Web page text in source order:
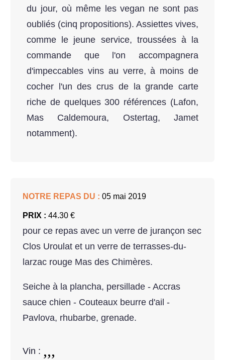
du jour, où même les vegan ne sont pas
oubliés (cinq propositions). Assiettes vives,
comme le jeune service, troussées à la
commande que l'on accompagnera
d'impeccables vins au verre, à moins de
cocher l'un des crus de la grande carte
riche de quelques 300 références (Lafon,
Mas Caldemoura, Ostertag, Jamet
notamment).
NOTRE REPAS DU : 05 mai 2019
PRIX : 44.30 €
pour ce repas avec un verre de jurançon sec
Clos Uroulat et un verre de terrasses-du-
larzac rouge Mas des Chimères.
Seiche à la plancha, persillade - Accras
sauce chien - Couteaux beurre d'ail -
Pavlova, rhubarbe, grenade.
Vin :